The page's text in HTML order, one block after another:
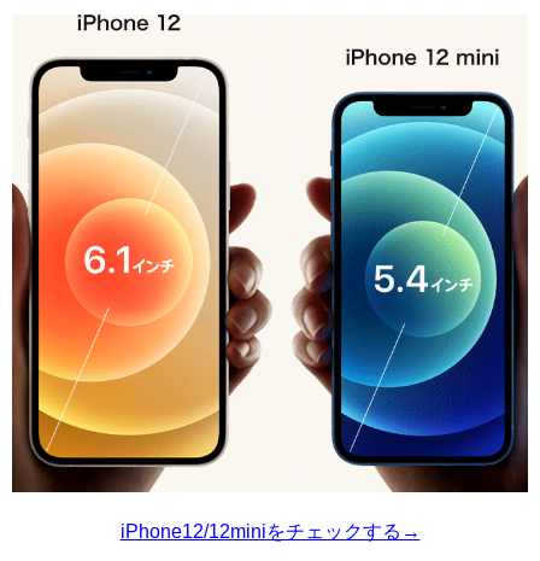
iPhone12/12miniをチェックする→